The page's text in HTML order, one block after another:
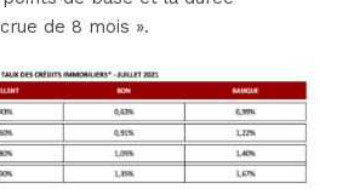
de 8 mois ».